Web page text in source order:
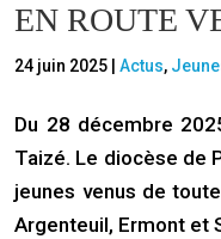
EN ROUTE
24 juin 2025 |Actus,
Du 28 décembre
Taizé. Le diocèse de
jeunes venus de
Argenteuil, Ermont et